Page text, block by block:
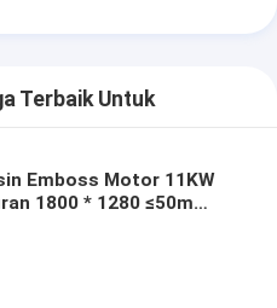
Terbaik Untuk
Emboss Motor 11KW
1800 * 1280 ≤50m